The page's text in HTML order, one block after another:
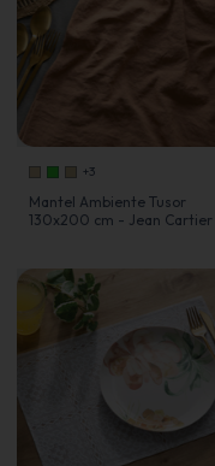
+3
Mantel Ambiente Tusor
130x200 cm - Jean Cartier